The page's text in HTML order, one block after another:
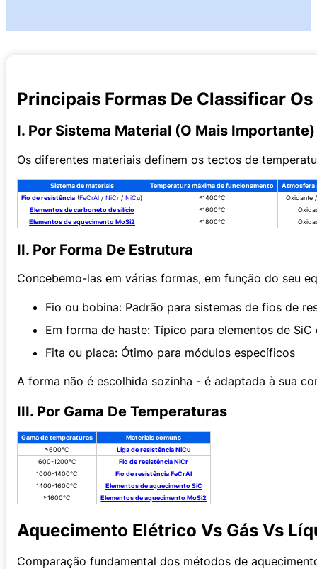
Principais Formas De Classificar
I. Por Sistema Material (o Mais Importante)
Os diferentes materiais definem os tectos de
Sistema de materiais Temperatura máxima de funcionamento
Atmosfera
Fio de resistência (FeCrAl /NiCr/NiCu) ≤1400°C
Oxidante
Elementos de carboneto de silício
≤1600°C
Elementos de aquecimento MoSi2
≤1800°C
II. Por Forma De Estrutura
Concebemo-las em várias formas, em função do seu
Fio ou bobina: Padrão para sistemas de fios de
Em forma de haste: Típico para elementos de SiC
Fita ou placa: Ótimo para módulos específicos
A forma não é escolhida sozinha - é adaptada à sua
III. Por Gama De Temperaturas
Gama de temperaturas
Materiais comuns
≤600°C
Liga de resistência NiCu
600-1200°C
Fio de resistência NiCr
1000-1400°C
Fio de resistência FeCrAl
1400-1600°C
Elementos de aquecimento SiC
≥1600°C
Elementos de aquecimento MoSi2
Aquecimento Elétrico Vs Gás Vs
Comparação fundamental dos métodos de